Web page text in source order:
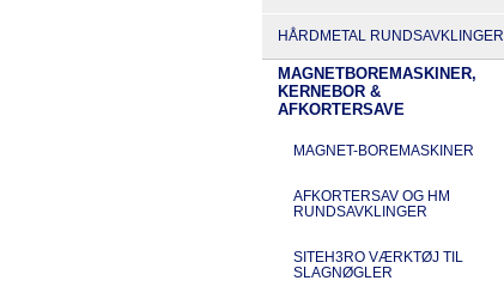
HÅRDMETAL RUNDSAVKLINGER
MAGNETBOREMASKINER,
KERNEBOR &
AFKORTERSAVE
MAGNET-BOREMASKINER
AFKORTERSAV OG HM
RUNDSAVKLINGER
SITEH3RO VÆRKTØJ TIL
SLAGNØGLER